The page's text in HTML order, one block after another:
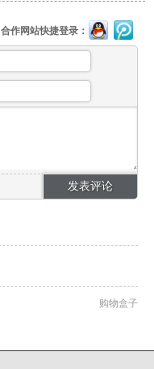
合作网站快捷登录：
购物盒子